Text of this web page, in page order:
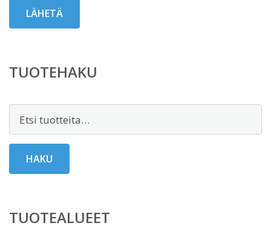
TUOTEHAKU
HAKU
TUOTEALUEET